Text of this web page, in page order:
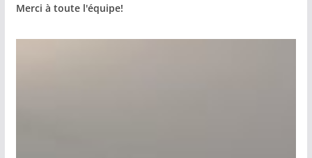
Merci à toute l'équipe!